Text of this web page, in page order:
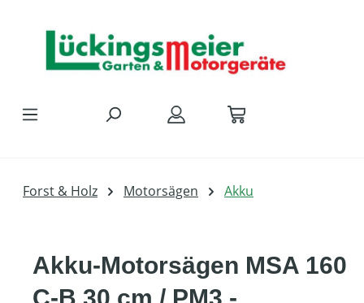
Forst & Holz Motorsägen Akku
Akku-Motorsägen MSA 160